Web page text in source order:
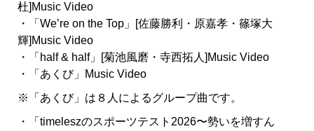
杜]Music Video
・「We’re on the Top」[佐藤勝利・原嘉孝・篠塚大
輝]Music Video
・「half & half」[菊池風磨・寺西拓人]Music Video
・「あくび」Music Video
※「あくび」は８人によるグループ曲です。
・「timeleszのスポーツテスト2026〜勢いを増すん